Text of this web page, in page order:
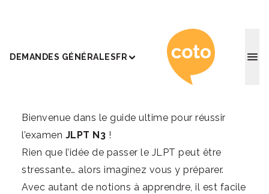
DEMANDES GÉNÉRALESFR Coto
Bienvenue dans le guide ultime pour réussir
l’examen JLPT N3 !
Rien que l’idée de passer le JLPT peut être
stressante… alors imaginez vous y préparer.
Avec autant de notions à apprendre, il est facile